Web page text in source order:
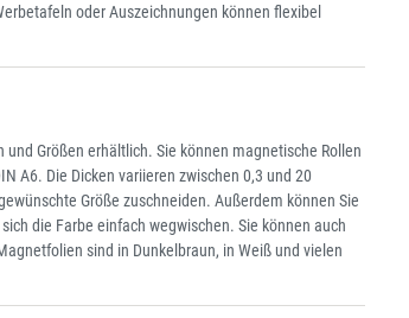
oder Auszeichnungen können flexibel
Größen erhältlich. Sie können magnetische Rollen
A6. Die Dicken variieren zwischen 0,3 und 20
Größe zuschneiden. Außerdem können Sie
die Farbe einfach wegwischen. Sie können auch
sind in Dunkelbraun, in Weiß und vielen